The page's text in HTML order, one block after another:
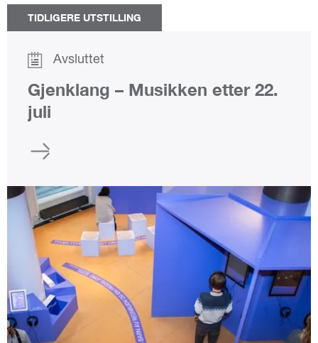
TIDLIGERE UTSTILLING
Avsluttet
Gjenklang – Musikken etter 22.
juli